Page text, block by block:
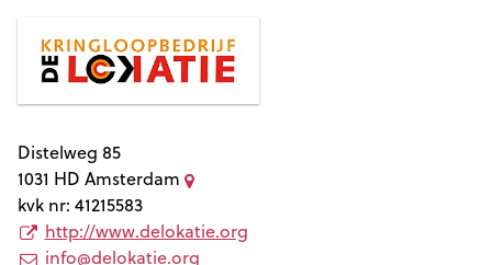
Distelweg 85
1031 HD Amsterdam
kvk nr: 41215583
http://www.delokatie.org
info@delokatie.org